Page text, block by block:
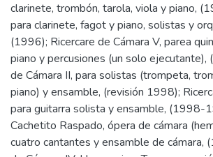
clarinete, trombón, tarola, viola y piano,
para clarinete, fagot y piano, solistas y
(1996); Ricercare de Cámara V, parea
piano y percusiones (un solo ejecutante),
de Cámara II, para solistas (trompeta,
piano) y ensamble, (revisión 1998);
para guitarra solista y ensamble, (1998-
Cachetito Raspado, ópera de cámara
cuatro cantantes y ensamble de cámara,